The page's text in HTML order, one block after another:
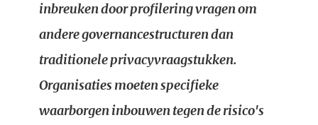
inbreuken door profilering vragen om
andere governancestructuren dan
traditionele privacyvraagstukken.
Organisaties moeten specifieke
waarborgen inbouwen tegen de risico's